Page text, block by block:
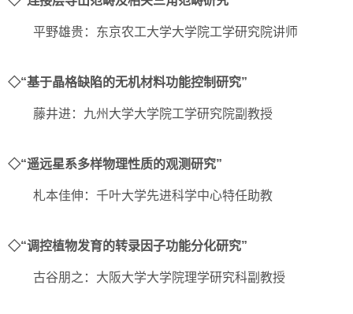
平野雄贵：东京农工大学大学院工学研究院讲师
◇“基于晶格缺陷的无机材料功能控制研究”
藤井进：九州大学大学院工学研究院副教授
◇“遥远星系多样物理性质的观测研究”
札本佳伸：千叶大学先进科学中心特任助教
◇“调控植物发育的转录因子功能分化研究”
古谷朋之：大阪大学大学院理学研究科副教授